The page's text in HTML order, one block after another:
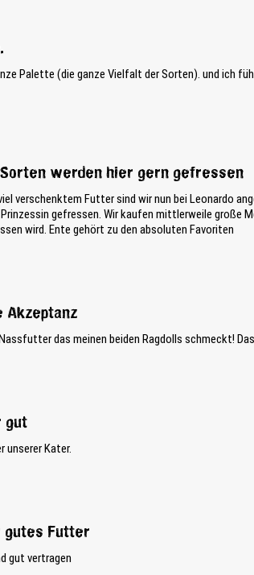
Palette (die ganze Vielfalt der Sorten). und ich
werden hier gern gefressen
verschenktem Futter sind wir nun bei Leonardo
gefressen. Wir kaufen mittlerweile große
wird. Ente gehört zu den absoluten Favoriten
Akzeptanz
das meinen beiden Ragdolls schmeckt!
gut
unserer Kater.
gutes Futter
gut vertragen